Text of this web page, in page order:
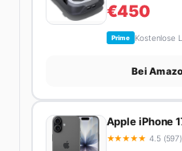
€450
Prime Kostenlose
Bei
Apple iPhone
★★★★★ 4.5 (597)